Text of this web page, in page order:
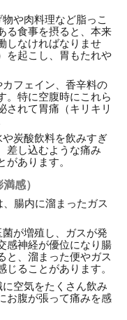
や肉料理など脂っこ
る食事を摂ると、本来
しなければなりませ
を起こし、胃もたれや
フェイン、香辛料の
。特に空腹時にこれら
されて胃痛（キリキリ
炭酸飲料を飲みすぎ
差し込むような痛み
があります。
感）
、腸内に溜まったガス
が増殖し、ガスが発
感神経が優位になり腸
と、溜まった便やガス
ることがあります。
に空気をたくさん飲み
お腹が張って痛みを感